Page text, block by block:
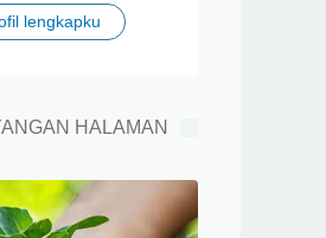
lengkapku
HALAMAN